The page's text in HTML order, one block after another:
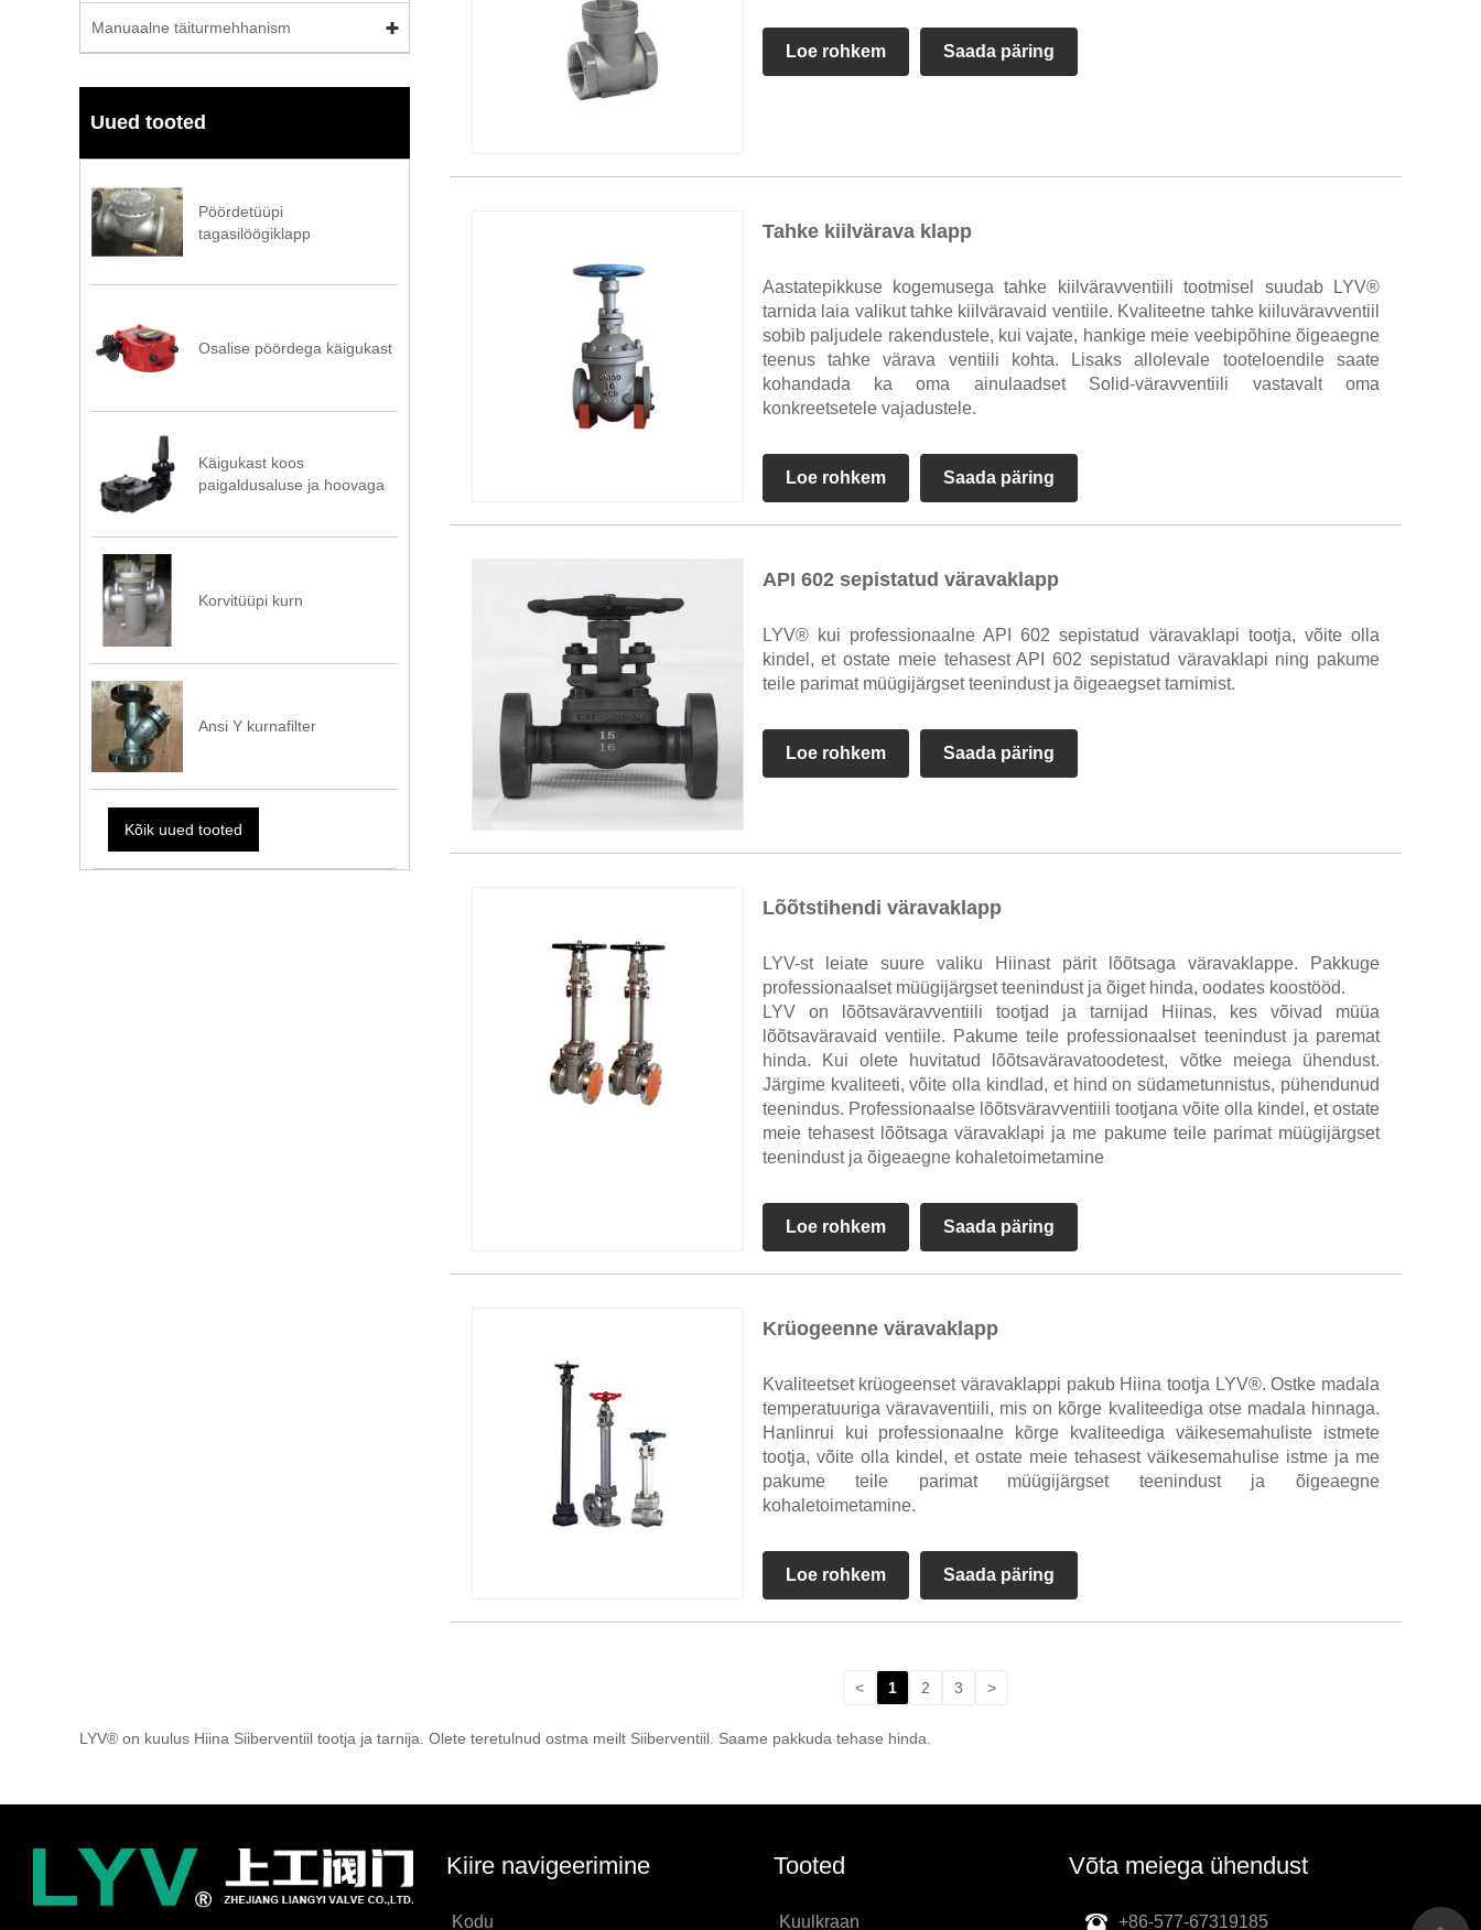
Manuaalne täiturmehhanism
Uued tooted
Pöördetüüpi
tagasilöögiklapp
Osalise pöördega käigukast
Käigukast koos
paigaldusaluse ja hoovaga
Korvitüüpi kurn
Ansi Y kurnafilter
Kõik uued tooted
Loe rohkem Saada päring
Tahke kiilvärava klapp
Aastatepikkuse kogemusega tahke kiilväravventiili tootmisel suudab LYV®
tarnida laia valikut tahke kiilväravaid ventiile. Kvaliteetne tahke kiiluväravventiil
sobib paljudele rakendustele, kui vajate, hankige meie veebipõhine õigeaegne
teenus tahke värava ventiili kohta. Lisaks allolevale tooteloendile saate
kohandada ka oma ainulaadset Solid-väravventiili vastavalt oma
konkreetsetele vajadustele.
Loe rohkem Saada päring
API 602 sepistatud väravaklapp
LYV® kui professionaalne API 602 sepistatud väravaklapi tootja, võite olla
kindel, et ostate meie tehasest API 602 sepistatud väravaklapi ning pakume
teile parimat müügijärgset teenindust ja õigeaegset tarnimist.
Loe rohkem Saada päring
Lõõtstihendi väravaklapp
LYV-st leiate suure valiku Hiinast pärit lõõtsaga väravaklappe. Pakkuge
professionaalset müügijärgset teenindust ja õiget hinda, oodates koostööd.
LYV on lõõtsaväravventiili tootjad ja tarnijad Hiinas, kes võivad müüa
lõõtsaväravaid ventiile. Pakume teile professionaalset teenindust ja paremat
hinda. Kui olete huvitatud lõõtsaväravatoodetest, võtke meiega ühendust.
Järgime kvaliteeti, võite olla kindlad, et hind on südametunnistus, pühendunud
teenindus. Professionaalse lõõtsväravventiili tootjana võite olla kindel, et ostate
meie tehasest lõõtsaga väravaklapi ja me pakume teile parimat müügijärgset
teenindust ja õigeaegne kohaletoimetamine
Loe rohkem Saada päring
Krüogeenne väravaklapp
Kvaliteetset krüogeenset väravaklappi pakub Hiina tootja LYV®. Ostke madala
temperatuuriga väravaventiili, mis on kõrge kvaliteediga otse madala hinnaga.
Hanlinrui kui professionaalne kõrge kvaliteediga väikesemahuliste istmete
tootja, võite olla kindel, et ostate meie tehasest väikesemahulise istme ja me
pakume teile parimat müügijärgset teenindust ja õigeaegne
kohaletoimetamine.
Loe rohkem Saada päring
< 1 2 3 >
LYV® on kuulus Hiina Siiberventiil tootja ja tarnija. Olete teretulnud ostma meilt Siiberventiil. Saame pakkuda tehase hinda.
Kiire navigeerimine
Kodu
Tooted
Kuulkraan
Võta meiega ühendust
+86-577-67319185